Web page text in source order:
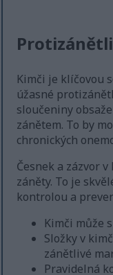
Kimči je klíčovou
úžasné
sloučeniny
zánětem. To by
chronických
Česnek a zázvor
záněty. To je
kontrolou a
Kimči může
Složky v
zánětlivé
Pravidelná